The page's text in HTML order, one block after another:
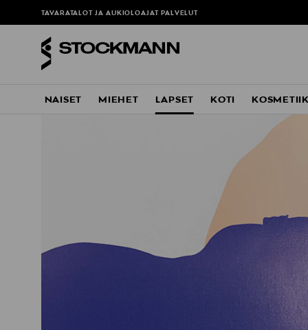
TAVARATALOT JA AUKIOLOAJAT PALVELUT
NAISET MIEHET LAPSET KOTI